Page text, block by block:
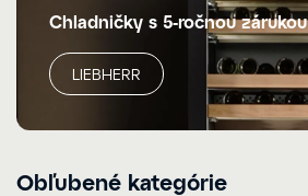
Chladničky s 5-ročnou zárukou
LIEBHERR
Obľubené kategórie